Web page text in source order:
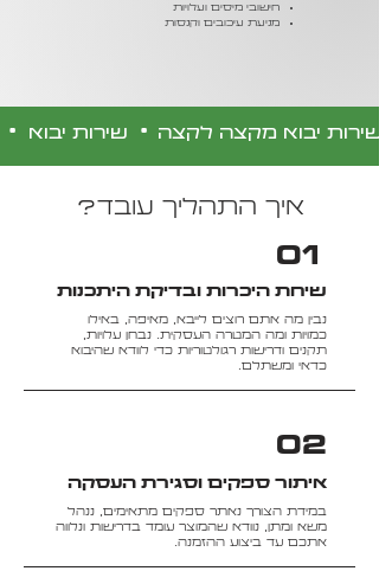
חישובי מיסים ועלויות
מניעת עיכובים וקנסות
• ​שירות יבוא מקצה לקצה • ​שירות יבוא
איך התהליך עובד?
01
שיחת היכרות ובדיקת היתכנות
נבין מה אתם רוצים לייבא, מאיפה, באילו
כמויות ומה המטרה העסקית. נבחן עלויות,
תקנים ודרישות רגולטוריות כדי לוודא שהיבוא
כדאי ומשתלם.
02
איתור ספקים וסגירת העסקה
במידת הצורך נאתר ספקים מתאימים, ננהל
משא ומתן, נוודא שהמוצר עומד בדרישות ונלווה
אתכם עד ביצוע ההזמנה.